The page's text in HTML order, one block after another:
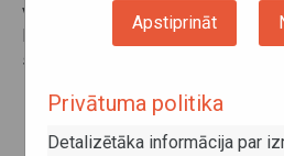
vecuma ierobežojumiem
Infrastruktūras un Transporta
saņemts sekojošs skaidrojums:
uz ārvalstu
kuru pastāvīgā
attiecināti vecuma
Apstiprināt
Privātuma politika
Detalizētāka informācija par